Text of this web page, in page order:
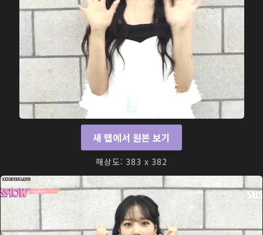
새 탭에서 원본 보기
해상도: 383 x 382